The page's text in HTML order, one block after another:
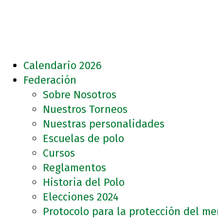
Calendario 2026
Federación
Sobre Nosotros
Nuestros Torneos
Nuestras personalidades
Escuelas de polo
Cursos
Reglamentos
Historia del Polo
Elecciones 2024
Protocolo para la protección del